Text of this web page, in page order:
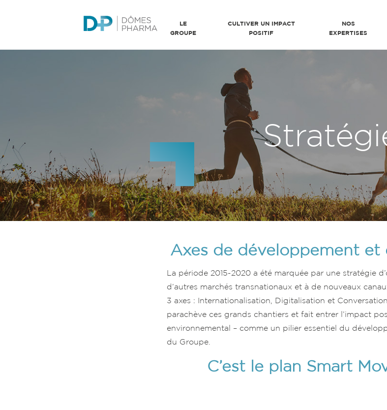
LE
GROUPE
CULTIVER UN IMPACT
POSITIF
NOS
EXPERTISES
Axes de développement et
La période 2015-2020 a été marquée par une stratégie
d’autres marchés transnationaux et à de nouveaux
3 axes : Internationalisation, Digitalisation et
parachève ces grands chantiers et fait entrer l’impact
environnemental – comme un pilier essentiel du
du Groupe.
C’est le plan Smart